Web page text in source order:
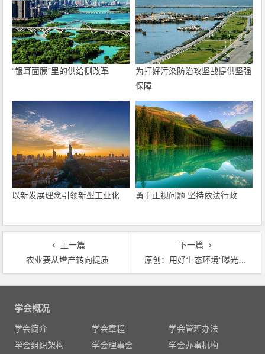
“银耳面膜”里的供给侧改革
为打好污染防治攻坚战提供坚强
保障
以新发展理念引领新型工业化 勇于正视问题 坚持依法行政
上一篇
农业要从增产转向提质
下一篇
原创：用好生态环境“曝光台”
文
学会概况
学会简介 学会章程
学会管理办法
学会组织架构
学会理事会 学会办事机构